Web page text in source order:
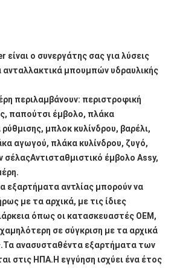
είναι ο συνεργάτης σας για λύσεις
μπουμπών υδραυλικής
περιλαμβάνουν: περιστροφική
παπούτσι έμβολο, πλάκα
μπλοκ κυλίνδρου, βαρέλι,
αγωγού, πλάκα κυλίνδρου, ζυγό,
σέλαςΑντισταθμιστικό έμβολο Assy,
εξαρτήματα αντλίας μπορούν να
με τα αρχικά, με τις ίδιες
όπως οι κατασκευαστές OEM,
χαμηλότερη σε σύγκριση με τα αρχικά
ανασυσταθέντα εξαρτήματα των
στις ΗΠΑ.Η εγγύηση ισχύει ένα έτος